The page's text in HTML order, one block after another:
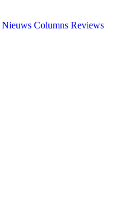
Nieuws Columns Reviews